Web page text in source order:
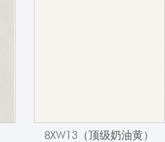
8XW13（顶级奶油黄）